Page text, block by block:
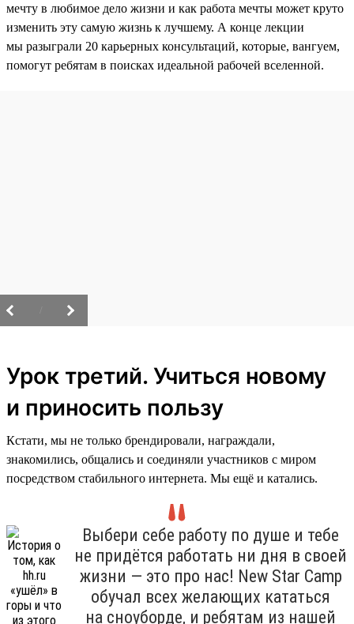
мечту в любимое дело жизни и как работа мечты может круто
изменить эту самую жизнь к лучшему. А конце лекции
мы разыграли 20 карьерных консультаций, которые, вангуем,
помогут ребятам в поисках идеальной рабочей вселенной.
Урок третий. Учиться новому
и приносить пользу
Кстати, мы не только брендировали, награждали,
знакомились, общались и соединяли участников с миром
посредством стабильного интернета. Мы ещё и катались.
Выбери себе работу по душе и тебе
не придётся работать ни дня в своей
жизни — это про нас! New Star Camp
обучал всех желающих кататься
на сноуборде, и ребятам из нашей